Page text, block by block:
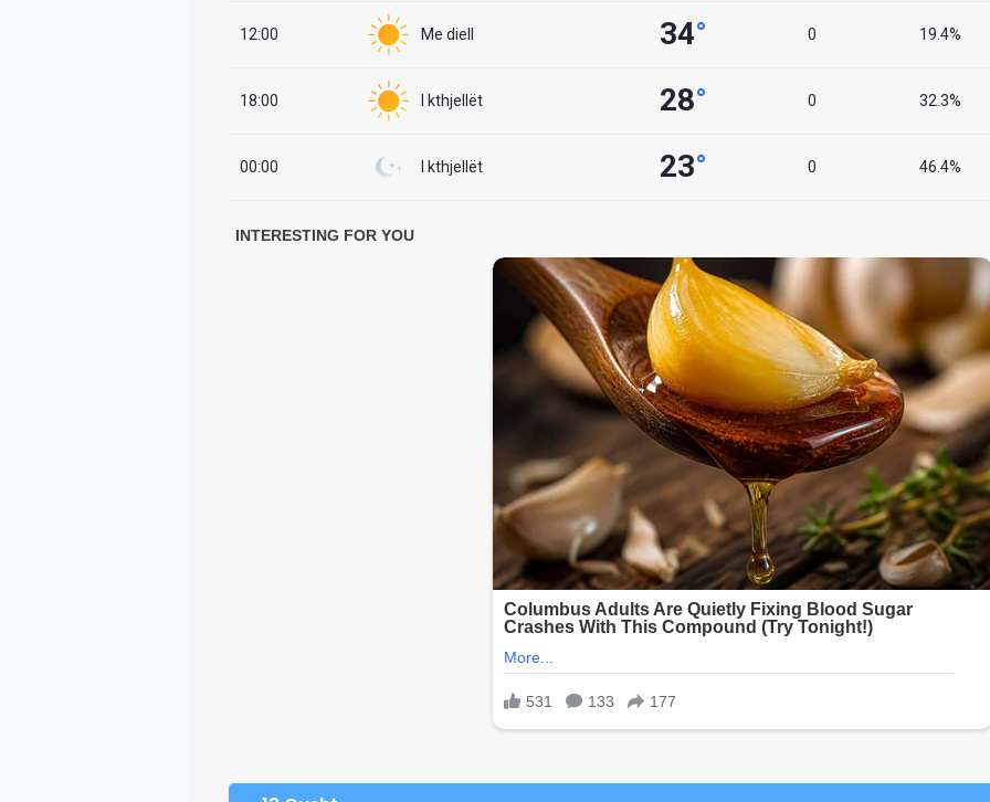
12:00 Me diell 34° 0 19.4%
18:00 I kthjellët 28° 0 32.3%
00:00 I kthjellët 23° 0 46.4%